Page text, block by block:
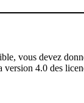
vous devez
4.0 des